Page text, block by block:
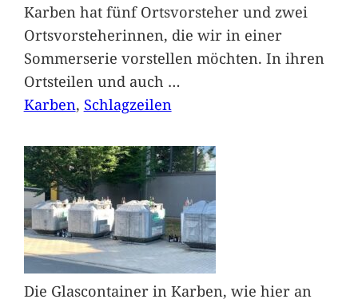
Karben hat fünf Ortsvorsteher und zwei
Ortsvorsteherinnen, die wir in einer
Sommerserie vorstellen möchten. In ihren
Ortsteilen und auch …
Karben, Schlagzeilen
Die Glascontainer in Karben, wie hier an